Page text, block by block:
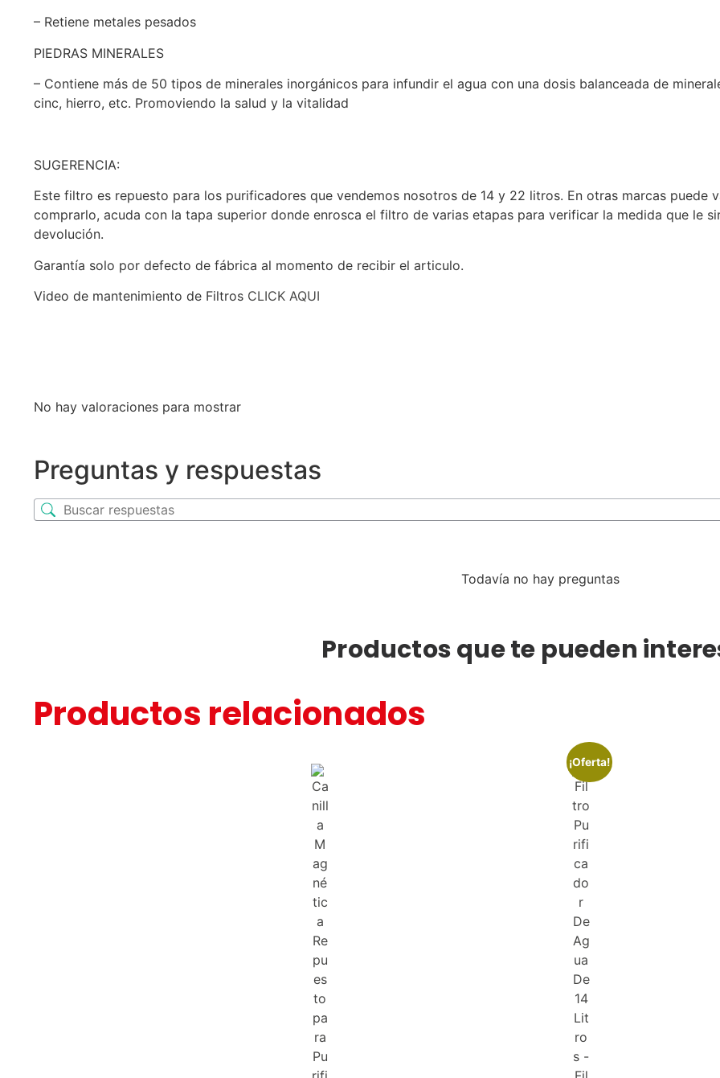
– Retiene metales pesados
PIEDRAS MINERALES
– Contiene más de 50 tipos de minerales inorgánicos para infundir el agua con una dosis balanceada de
cinc, hierro, etc. Promoviendo la salud y la vitalidad
SUGERENCIA:
Este filtro es repuesto para los purificadores que vendemos nosotros de 14 y 22 litros. En otras marcas puede
comprarlo, acuda con la tapa superior donde enrosca el filtro de varias etapas para verificar la medida que le
devolución.
Garantía solo por defecto de fábrica al momento de recibir el articulo.
Video de mantenimiento de Filtros CLICK AQUI
No hay valoraciones para mostrar
Preguntas y respuestas
Todavía no hay preguntas
Productos que te pueden
Productos relacionados
¡Oferta!